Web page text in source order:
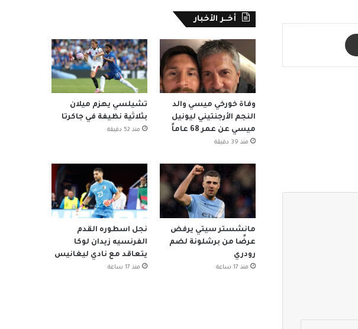
أخــر الأخبار
وفاة خورخي ميسي والد
النجم الأرجنتيني ليونيل
ميسي عن عمر 68 عاماً
منذ 39 دقيقة
تشيلسي يهزم ميلان
بثلاثية نظيفة في جاكرتا
منذ 52 دقيقة
مانشستر سيتي يرفض
عرضًا من برشلونة لضم
رودري
منذ 17 ساعة
نجل اسطوره القدم
الفرنسيه زيدان لوكا
يتعاقد مع نادي ليغانيس
منذ 17 ساعة